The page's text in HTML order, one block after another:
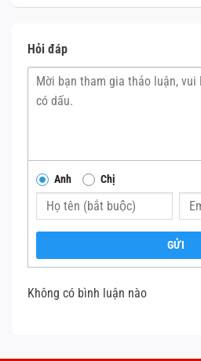
Các bước giúp kéo dài thời
Thay pin iphone 13
Trước khi đi vào từng bước cụ
pin iPhone 13, điều quan trọng
Né tránh nhiệt độ khắc
quá nóng hoặc quá lạnh.
Giảm thiểu tối đa lần sạc lên
dùng đến cạn pin 0% vì
Đó là hai điều bạn cần lưu ý để
Hỏi đáp
Anh Chị
GỬI
Không có bình luận nào